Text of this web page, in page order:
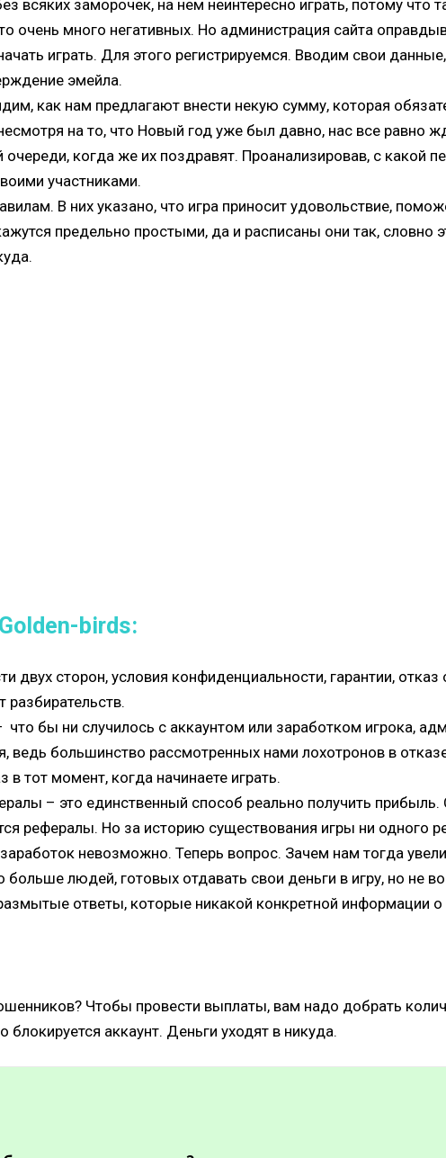
всяких заморочек, на нем неинтересно играть, потому
очень много негативных. Но администрация сайта
играть. Для этого регистрируемся. Вводим свои
эмейла.
как нам предлагают внести некую сумму, которая
на то, что Новый год уже был давно, нас все равно
когда же их поздравят. Проанализировав, с какой
участниками.
В них указано, что игра приносит удовольствие,
предельно простыми, да и расписаны они так,
birds:
двух сторон, условия конфиденциальности, гарантии,
разбирательств.
бы ни случилось с аккаунтом или заработком игрока,
ведь большинство рассмотренных нами лохотронов в
в тот момент, когда начинаете играть.
– это единственный способ реально получить
рефералы. Но за историю существования игры ни одного
невозможно. Теперь вопрос. Зачем нам тогда
людей, готовых отдавать свои деньги в игру, но не
ответы, которые никакой конкретной информации
Чтобы провести выплаты, вам надо добрать
блокируется аккаунт. Деньги уходят в никуда.